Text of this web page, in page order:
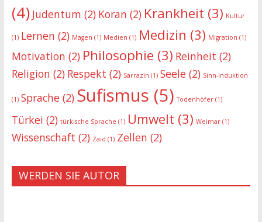
(4) Judentum (2) Koran (2) Krankheit (3) Kultur
(1) Lernen (2) Magen (1) Medien (1) Medizin (3) Migration (1)
Motivation (2) Philosophie (3) Reinheit (2)
Religion (2) Respekt (2) Sarrazin (1) Seele(2) Sinn-Induktion
(1) Sprache(2) Sufismus (5) Todenhöfer(1)
Türkei (2) türkische Sprache (1) Umwelt (3) Weimar(1)
Wissenschaft (2) Zaid (1) Zellen (2)
WERDEN SIE AUTOR